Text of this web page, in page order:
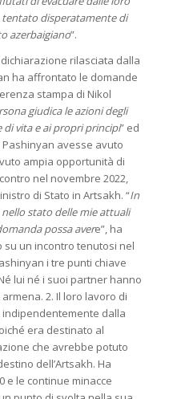
tentato disperatamente di
azerbaigiano”.
rilasciata dalla
ha affrontato le domande
stampa di Nikol
giudica le azioni degli
di vita e ai propri principi” ed
avesse avuto
ampia opportunità di
nel novembre 2022,
di Stato in Artsakh. “In
stato delle mie attuali
possa avere”, ha
un incontro tenutosi nel
i tre punti chiave
lui né i suoi partner hanno
2. Il loro lavoro di
dalla
era destinato al
che avrebbe potuto
dell’Artsakh. Ha
e le continue minacce